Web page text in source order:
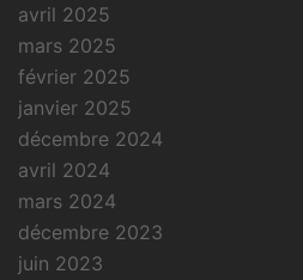
avril 2025
mars 2025
février 2025
janvier 2025
décembre 2024
avril 2024
mars 2024
décembre 2023
juin 2023